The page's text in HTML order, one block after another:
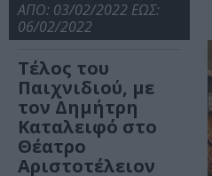
ΑΠΟ: 03/02/2022 ΕΩΣ:
06/02/2022
Τέλος του
Παιχνιδιού, με
τον Δημήτρη
Καταλειφό στο
Θέατρο
Αριστοτέλειον